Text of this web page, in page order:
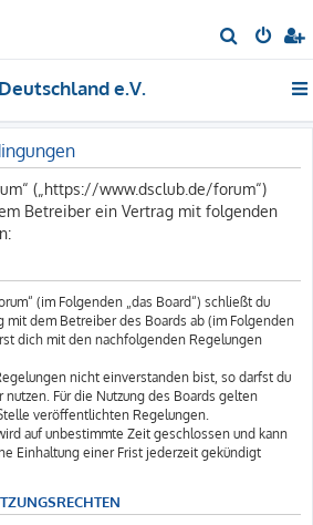
u
e.V.
(„https://www.dsclub.de/forum“)
Betreiber ein Vertrag mit folgenden
(im Folgenden „das Board“) schließt du
mit dem Betreiber des Boards ab (im Folgenden
dich mit den nachfolgenden Regelungen
nicht einverstanden bist, so darfst du
Für die Nutzung des Boards gelten
veröffentlichten Regelungen.
auf unbestimmte Zeit geschlossen und kann
Einhaltung einer Frist jederzeit gekündigt